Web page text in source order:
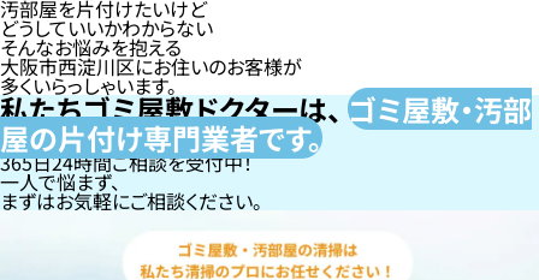
汚部屋を片付けたいけど
どうしていいかわからない
そんなお悩みを抱える
大阪市西淀川区にお住いのお客様が
多くいらっしゃいます。
私たちゴミ屋敷ドクターは、ゴミ屋敷・汚部
屋の片付け専門業者です。
365日24時間ご相談を受付中！
一人で悩まず、
まずはお気軽にご相談ください。